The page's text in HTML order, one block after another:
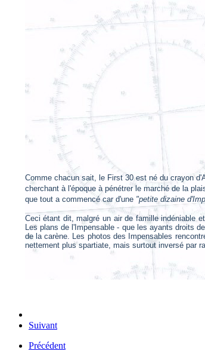
Comme chacun sait, le First 30 est né du crayon
cherchant à l'époque à pénétrer le marché de la
que tout a commencé car d'une "petite dizaine
Ceci étant dit, malgré un air de famille indéniable
Les plans de l'Impensable - que les ayants droits
de la carène. Les photos des Impensables
nettement plus spartiate, mais surtout inversé par
Suivant
Précédent